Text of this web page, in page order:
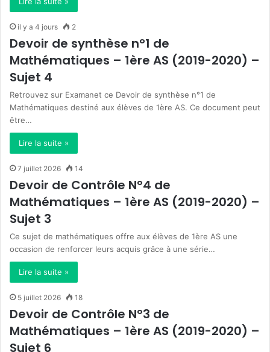
il y a 4 jours 2
Devoir de synthèse n°1 de
Mathématiques – 1ère AS (2019-2020) –
Sujet 4
Retrouvez sur Examanet ce Devoir de synthèse n°1 de
Mathématiques destiné aux élèves de 1ère AS. Ce document peut
être…
Lire la suite »
7 juillet 2026 14
Devoir de Contrôle N°4 de
Mathématiques – 1ère AS (2019-2020) –
Sujet 3
Ce sujet de mathématiques offre aux élèves de 1ère AS une
occasion de renforcer leurs acquis grâce à une série…
Lire la suite »
5 juillet 2026 18
Devoir de Contrôle N°3 de
Mathématiques – 1ère AS (2019-2020) –
Sujet 6